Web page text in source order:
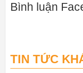
Bình luận
TIN TỨC